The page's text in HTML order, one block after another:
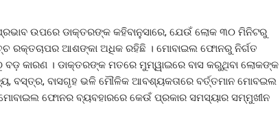
ଉପରେ ଡାକ୍ତରଙ୍କ କହିବାନୁସାରେ, ଯେଉଁ ଲୋକ ୩୦ ମିନିଟରୁ
ରକ୍ତଚାପର ଆଶଙ୍କା ଅଧିକ ରହିଛି । ମୋବାଇଲ ଫୋନରୁ ନିର୍ଗତ
କାରଣ । ଡାକ୍ତରଙ୍କ ମତରେ ମୁମ୍ୱାଇରେ ବାସ କରୁଥିବା ଲୋକଙ୍କ
ବସ୍ତ୍ର, ବାସଗୃହ ଭଳି ମୌଳିକ ଆବଶ୍ୟକତାରେ ବର୍ତ୍ତମାନ ମୋବଇଲ
ଫୋନର ବ୍ୟବହାରରେ କେଉଁ ପ୍ରକାର ସମସ୍ୟାର ସମ୍ମୁଖୀନ